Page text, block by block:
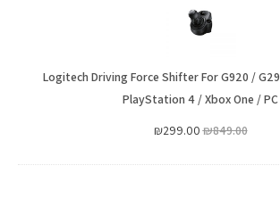
Logitech
Driving
Shifter
For
G29
ידית הילוכים Logitech Driving Force Shifter For G920 / G29
PlayStation 4 / Xbox One / PC
₪849.00
₪299.00